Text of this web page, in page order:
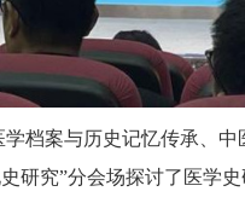
档案与历史记忆传承、中
研究”分会场探讨了医学史